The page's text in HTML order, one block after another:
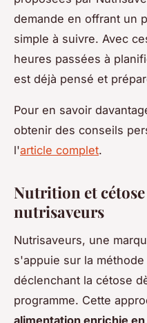
demande en offrant un
simple à suivre. Avec
heures passées à
est déjà pensé et
Pour en savoir
obtenir des conseils
l'article complet.
Nutrition et
nutrisaveurs
Nutrisaveurs, une
s'appuie sur la méthode
déclenchant la cétose
programme. Cette